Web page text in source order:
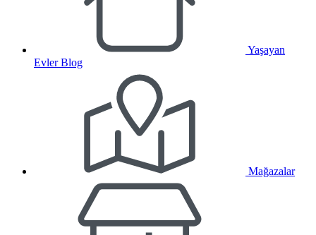
Yaşayan
Evler Blog
Mağazalar